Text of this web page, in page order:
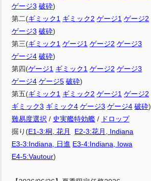
ゲージ3 破砕)
第二(ギミック1 ギミック2 ゲージ1 ゲージ2
ゲージ3 破砕)
第三(ギミック1 ゲージ1 ゲージ2 ゲージ3
ゲージ4 破砕)
第四(ゲージ1 ギミック1 ゲージ2 ゲージ3
ゲージ4 ゲージ5 破砕)
第五(ギミック1 ギミック2 ゲージ1 ゲージ2
ギミック3 ギミック4 ゲージ3 ゲージ4 破砕)
難易度選択 / 史実艦特効艦 / ドロップ
掘り(E1-3:桐, 花月
E2-3:花月, Indiana
E3-3:Indiana, 日進 E3-4:Indiana, Iowa
E4-5:Vautour)